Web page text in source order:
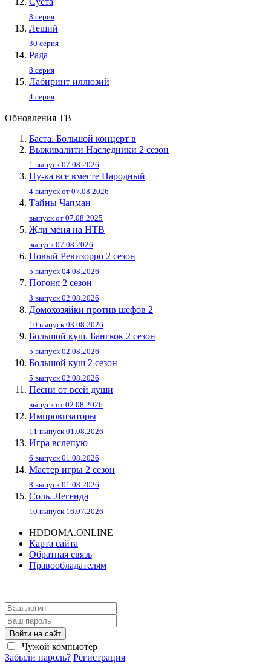
8 серия
Леший
30 серия
Рада
8 серия
Лабиринт иллюзий
4 серия
Обновления ТВ
Баста. Большой концерт в
Выживалити Наследники 2 сезон
1 выпуск 07.08.2026
Ну-ка все вместе Народный
4 выпуск от 07.08.2026
Тайны Чапман
выпуск от 07.08.2025
Жди меня на НТВ
выпуск 07.08.2026
Новый Ревизорро 2 сезон
5 выпуск 04.08.2026
Погоня 2 сезон
3 выпуск 02.08.2026
Домохозяйки против шефов 2
10 выпуск 03.08.2026
Большой куш. Бангкок 2 сезон
5 выпуск 02.08.2026
Большой куш 2 сезон
5 выпуск 02.08.2026
Песни от всей души
выпуск от 02.08.2026
Импровизаторы
11 выпуск 01.08.2026
Игра вслепую
6 выпуск 01.08.2026
Мастер игры 2 сезон
8 выпуск 01.08.2026
Соль. Легенда
10 выпуск 16.07.2026
HDDOMA.ONLINE
Карта сайта
Обратная связь
Правообладателям
Войти на сайт
Чужой компьютер
Забыли пароль? Регистрация